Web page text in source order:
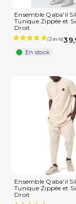
Ensemble Qaba'il
Tunique Zippée et
Droit
En stock
Ensemble Qaba'il
Tunique Zippée et
Droit